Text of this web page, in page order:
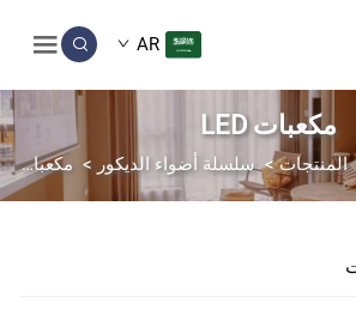
AR
مكعبات LED
المنتجات>سلسلة أضواء الديكور > مكعبات LED